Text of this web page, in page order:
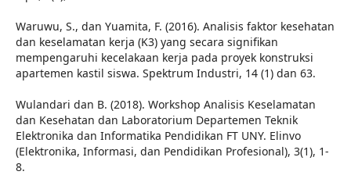
Waruwu, S., dan Yuamita, F. (2016). Analisis faktor kesehatan
dan keselamatan kerja (K3) yang secara signifikan
mempengaruhi kecelakaan kerja pada proyek konstruksi
apartemen kastil siswa. Spektrum Industri, 14 (1) dan 63.
Wulandari dan B. (2018). Workshop Analisis Keselamatan
dan Kesehatan dan Laboratorium Departemen Teknik
Elektronika dan Informatika Pendidikan FT UNY. Elinvo
(Elektronika, Informasi, dan Pendidikan Profesional), 3(1), 1-
8.